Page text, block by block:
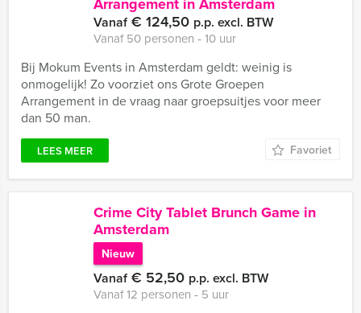
Vanaf€ 124,50 p.p. excl. BTW
Vanaf 50 personen ‐ 10 uur
Bij Mokum Events in Amsterdam geldt: weinig is
onmogelijk! Zo voorziet ons Grote Groepen
Arrangement in de vraag naar groepsuitjes voor meer
dan 50 man.
LEES MEER Favoriet
Crime City Tablet Brunch Game in
Amsterdam
Nieuw
Vanaf€ 52,50 p.p. excl. BTW
Vanaf 12 personen ‐ 5 uur